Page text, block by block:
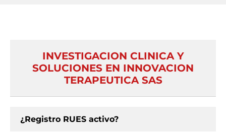
INVESTIGACION CLINICA Y
SOLUCIONES EN INNOVACION
TERAPEUTICA SAS
¿Registro RUES activo?